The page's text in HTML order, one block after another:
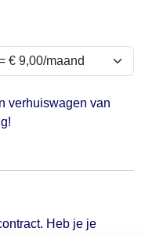
verhuiswagen van
Heb je je